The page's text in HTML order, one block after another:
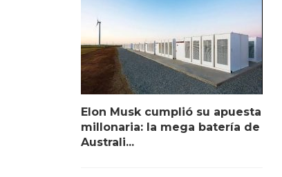
Elon Musk cumplió su apuesta
millonaria: la mega batería de
Australi...